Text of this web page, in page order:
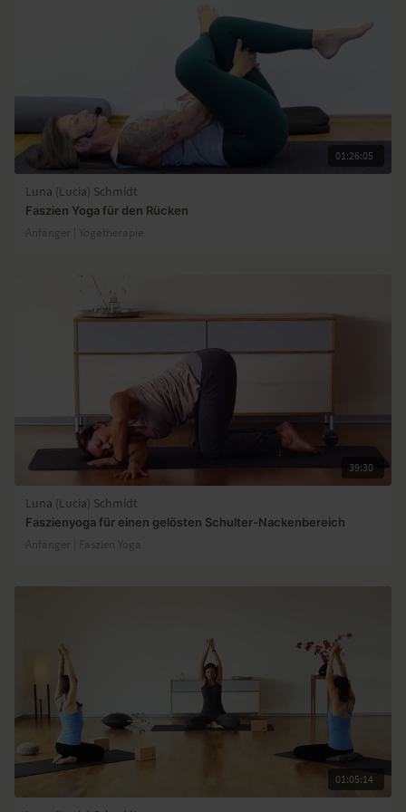
01:26:05
Luna (Lucia) Schmidt
Faszien Yoga für den Rücken
Anfänger | Yogatherapie
39:30
Luna (Lucia) Schmidt
Faszienyoga für einen gelösten Schulter-Nackenbereich
Anfänger | Faszien Yoga
01:05:14